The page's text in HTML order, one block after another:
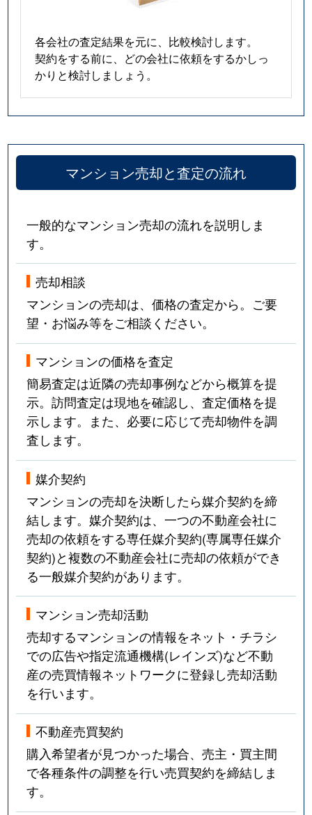
各会社の査定結果を元に、比較検討します。
契約をする前に、どの会社に依頼をするかしっ
かりと検討しましょう。
マンション売却と査定の流れ
一般的なマンション売却の流れを説明しま
す。
売却相談
マンションの売却は、価格の査定から。ご要
望・お悩み等をご相談ください。
マンションの価格を査定
簡易査定は近隣の売却事例などから概算を提
示。訪問査定は現地を確認し、査定価格を提
示します。また、必要に応じて売却物件を調
査します。
媒介契約
マンションの売却を決断したら媒介契約を締
結します。媒介契約は、一つの不動産会社に
売却の依頼をする専任媒介契約(専属専任媒介
契約)と複数の不動産会社に売却の依頼ができ
る一般媒介契約があります。
マンション売却活動
売却するマンションの情報をネット・チラシ
での広告や指定流通機構(レインズ)など不動
産の売買情報ネットワークに登録し売却活動
を行います。
不動産売買契約
購入希望者が見つかった場合、売主・買主間
で各種条件の調整を行い売買契約を締結しま
す。